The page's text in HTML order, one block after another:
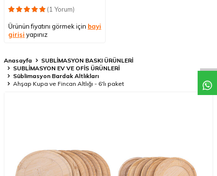
(1 Yorum)
Ürünün fiyatını görmek için bayi
girişi yapınız
Anasayfa
SUBLİMASYON BASKI ÜRÜNLERİ
SUBLİMASYON EV VE OFİS ÜRÜNLERİ
Süblimasyon Bardak Altlıkları
Ahşap Kupa ve Fincan Altlığı - 6'lı paket